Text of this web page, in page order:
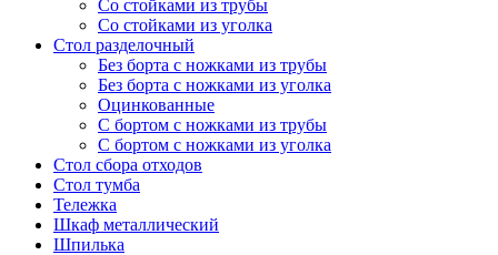
Со стойками из трубы
Со стойками из уголка
Стол разделочный
Без борта с ножками из трубы
Без борта с ножками из уголка
Оцинкованные
С бортом с ножками из трубы
С бортом с ножками из уголка
Стол сбора отходов
Стол тумба
Тележка
Шкаф металлический
Шпилька